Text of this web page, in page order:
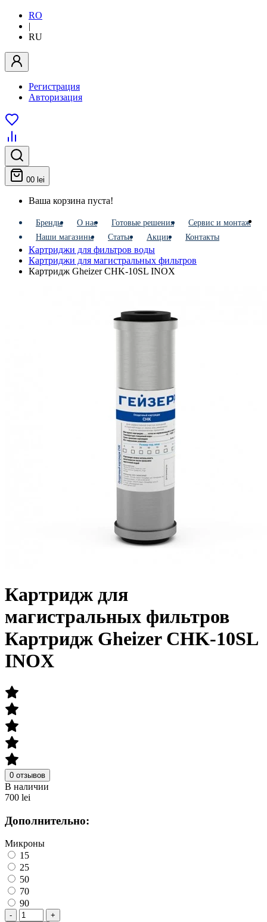
RO
|
RU
Регистрация
Авторизация
00 lei
Ваша корзина пуста!
Бренды О нас Готовые решения
Сервис и монтаж
Наши магазины
Статьи Акции Контакты
Картриджи для фильтров воды
Картриджи для магистральных фильтров
Картридж Gheizer CHK-10SL INOX
Картридж для
магистральных фильтров
Картридж Gheizer CHK-10SL
INOX
0 отзывов
В наличии
700 lei
Дополнительно:
Микроны
15
25
50
70
90
-
+